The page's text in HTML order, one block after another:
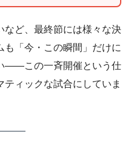
など、最終節には様々な決
「今・この瞬間」だけに
——この一斉開催という仕
ィックな試合にしていま